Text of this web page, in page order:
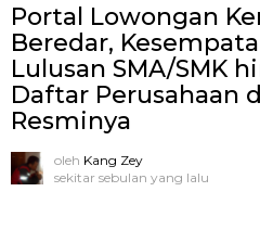
Portal Lowongan
Beredar,
Lulusan SMA/SMK
Daftar Perusahaan
Resminya
oleh Kang Zey
sekitar sebulan yang lalu